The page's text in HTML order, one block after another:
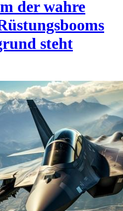
der wahre
steht